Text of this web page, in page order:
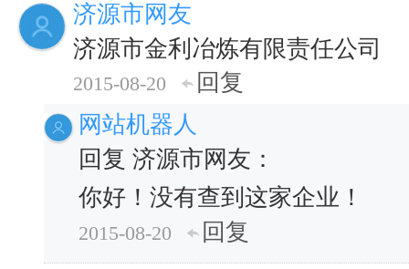
济源市网友
济源市金利冶炼有限责任公司
2015-08-20
回复
网站机器人
回复 济源市网友：
你好！没有查到这家企业！
2015-08-20
回复